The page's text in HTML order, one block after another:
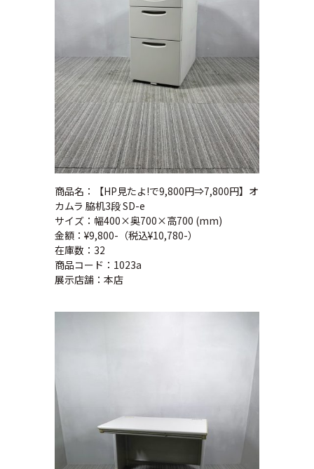
商品名：【HP見たよ!で9,800円⇒7,800円】オ
カムラ 脇机3段 SD-e
サイズ：幅400×奥700×高700 (mm)
金額：¥9,800-（税込¥10,780-）
在庫数：32
商品コード：1023a
展示店舗：本店